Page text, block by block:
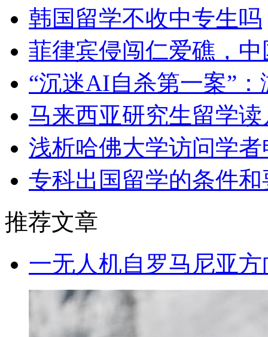
韩国留学不收中专生吗
菲律宾侵闯仁爱礁，
“沉迷AI自杀第一案”
马来西亚研究生留学读
浅析哈佛大学访问学
专科出国留学的条件和
推荐文章
一无人机自罗马尼亚